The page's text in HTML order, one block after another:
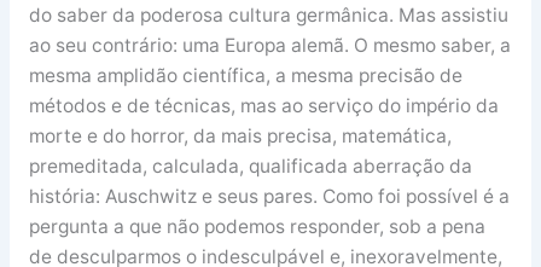
do saber da poderosa cultura germânica. Mas assistiu
ao seu contrário: uma Europa alemã. O mesmo saber, a
mesma amplidão científica, a mesma precisão de
métodos e de técnicas, mas ao serviço do império da
morte e do horror, da mais precisa, matemática,
premeditada, calculada, qualificada aberração da
história: Auschwitz e seus pares. Como foi possível é a
pergunta a que não podemos responder, sob a pena
de desculparmos o indesculpável e, inexoravelmente,